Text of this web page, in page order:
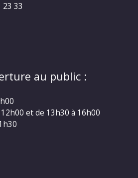
33
au public :
et de 13h30 à 16h00